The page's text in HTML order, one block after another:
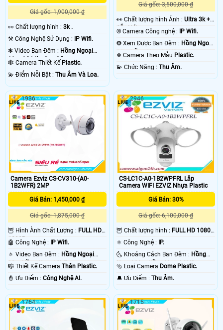
Giá gốc: 1,900,000 ₫
️👀 Chất lượng hình : 3k .
⚒ Công Nghệ Sử Dụng : IP Wifi.
❃ Video Ban Đêm : Hồng Ngoại
30m Có Màu Ban Ðêm.
🕸️ Camera Thiết Kế Plastic.
️💫 Điểm Nỗi Bật : Thu Âm Và Loa.
Giá gốc: 3,500,000 ₫
️👀 Chất lượng hình Ảnh :Ultra 3k +
Sắc Nét .
®️ Camera Công nghệ : IP Wifi.
❂ Xem Được Ban Đêm : Hồng Ngoại
30m Hồng Ngoại SMD.
❄ Camera Theo Mẫu Plastic.
️💫 Chức Năng :Thu Âm.
Camera Ezviz CS-CV310-(A0-
1B2WFR) 2MP
Giá Bán: 1,450,000 ₫
Giá gốc: 1,875,000 ₫
🦉 Hình Ành Chất Lượng : FULL HD
1080P .
🤖️ Công Nghệ :
IP Wifi.
🔅 Video Ban Đêm : Hồng Ngoại
30m Hồng Ngoại SMD.
🎼️ Thiết Kế Camera Thân Plastic.
️👮 Ưu Điểm : Công Nghệ AI.
1936
CS-LC1C-A0-1B2WPFRL Lắp
Camera WIFI EZVIZ Nhựa Plastic
Giá Bán: 30%
Giá gốc: 6,100,000 ₫
🦉 Chất lượng hình : FULL HD 1080P
⚛️ Công Nghệ :
IP.
🌜 Khoảng Cách Ban Đêm : Hồng
Ngoại 20m Hồng Ngoại SMD.
🔩 Loại Camera Dome Plastic.
️🔔 Ưu Điểm :Thu Âm.
2946
1764 1715